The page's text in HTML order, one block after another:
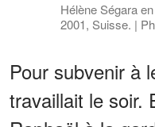
Hélène Ségara
2001, Suisse. |
Pour subvenir à
travaillait le soir.